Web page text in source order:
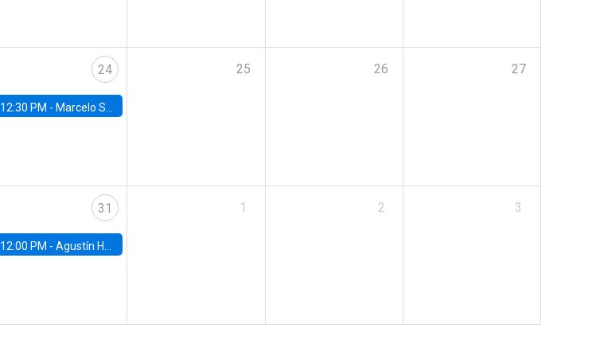
24
12:30 PM - Marcelo Sant'Anna, FGV - EPGE
25 26 27
31
12:00 PM -Agustín Hurtado, University of Maryland
1 2 3